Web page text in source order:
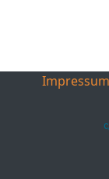
Impressum